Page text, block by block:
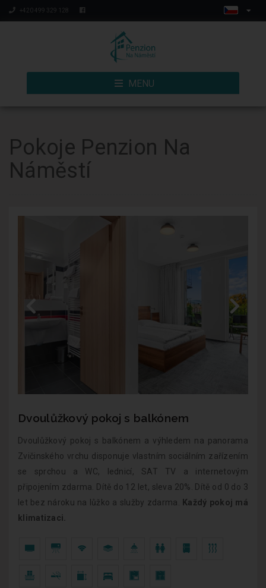
+420 499 329 128
MENU
Pokoje Penzion Na
Náměstí
Dvoulůžkový pokoj s balkónem
Dvoulůžkový pokoj s balkónem a výhledem na panorama
Zvičinského vrchu disponuje vlastním sociálním zařízením
se sprchou a WC, lednicí, SAT TV a internetovým
připojením zdarma. Dítě do 12 let, sleva 20%. Dítě od 0 do 3
let bez nároku na lůžko a služby zdarma.
Každý pokoj má
klimatizaci.